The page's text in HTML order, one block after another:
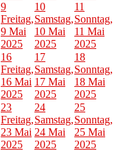
9
Freitag,
9 Mai
2025
10
Samstag,
10 Mai
2025
11
Sonntag,
11 Mai
2025
16
Freitag,
16 Mai
2025
17
Samstag,
17 Mai
2025
18
Sonntag,
18 Mai
2025
23
Freitag,
23 Mai
2025
24
Samstag,
24 Mai
2025
25
Sonntag,
25 Mai
2025